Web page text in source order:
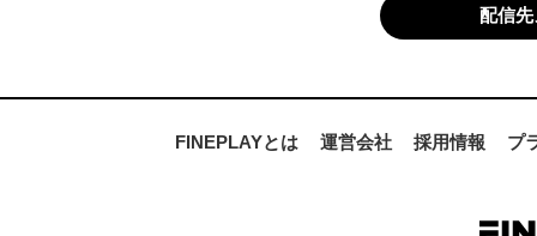
配信
FINEPLAYとは 運営会社 採用情報 プ